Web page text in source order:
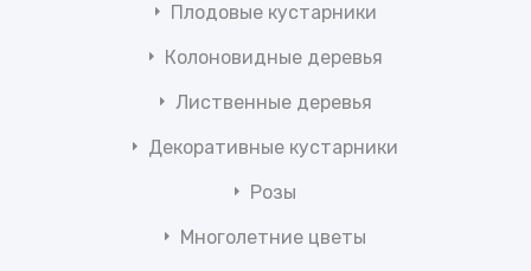
Плодовые кустарники
Колоновидные деревья
Лиственные деревья
Декоративные кустарники
Розы
Многолетние цветы